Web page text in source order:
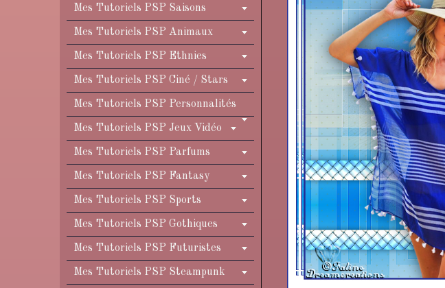
Mes Tutoriels PSP Saisons
Mes Tutoriels PSP Animaux
Mes Tutoriels PSP Ethnies
Mes Tutoriels PSP Ciné / Stars
Mes Tutoriels PSP Personnalités
Mes Tutoriels PSP Jeux Vidéo
Mes Tutoriels PSP Parfums
Mes Tutoriels PSP Fantasy
Mes Tutoriels PSP Sports
Mes Tutoriels PSP Gothiques
Mes Tutoriels PSP Futuristes
Mes Tutoriels PSP Steampunk